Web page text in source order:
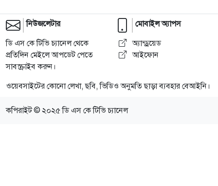
নিউজলেটার
ডি এস কে টিভি চ্যানেল থেকে
প্রতিদিন মেইলে আপডেট পেতে
সাবস্ক্রাইব করুন।
মোবাইল অ্যাপস
অ্যান্ড্রয়েড
আইফোন
ওয়েবসাইটের কোনো লেখা, ছবি, ভিডিও অনুমতি ছাড়া ব্যবহার বেআইনি।
কপিরাইট © ২০২৫ ডি এস কে টিভি চ্যানেল